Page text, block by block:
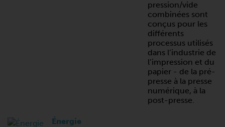
pression/vide
combinées sont
conçus pour les
différents
processus utilisés
dans l’industrie de
l’impression et du
papier - de la pré-
presse à la presse
numérique, à la
post-presse.
Énergie